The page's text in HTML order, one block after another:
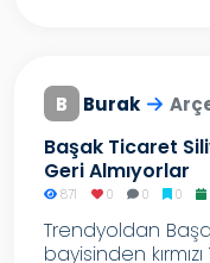
B Burak
Başak Ticaret
Geri Almıyorlar
871 0 0 0
Trendyoldan
bayisinden